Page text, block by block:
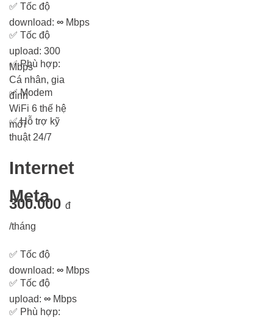
✅ Tốc độ
download: ∞ Mbps
✅ Tốc độ
upload: 300
Mbps
✅Phù hợp:
Cá nhân, gia
đình
✅Modem
WiFi 6 thế hệ
mới
✅Hỗ trợ kỹ
thuật 24/7
Internet
Meta
300.000 đ
/tháng
✅ Tốc độ
download: ∞ Mbps
✅ Tốc độ
upload: ∞ Mbps
✅ Phù hợp: